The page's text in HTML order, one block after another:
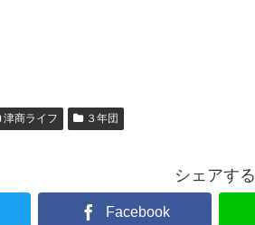
津商ライフ ３年団
シェアする
Facebook